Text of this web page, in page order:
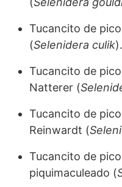
Tucancito de
(Selenidera culik).
Tucancito de
Natterer (
Tucancito de
Reinwardt (
Tucancito de
piquimaculeado (